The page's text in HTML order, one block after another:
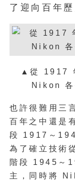
了迎向百年
▲從 1917
Nikon 各
也許很難用三
百年之中還是
段 1917～
為了確立技術
階段 1945～
主，同時將